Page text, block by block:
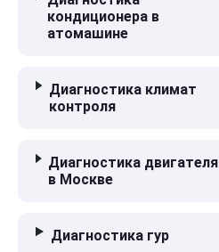
кондиционера в
атомашине
Диагностика климат
контроля
Диагностика двигателя
в Москве
Диагностика гур